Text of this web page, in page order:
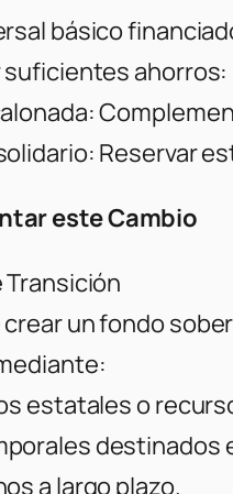
básico
ahorros:
Reservar
este Cambio
Transición
crear un fondo
estatales o
destinados
a largo plazo.